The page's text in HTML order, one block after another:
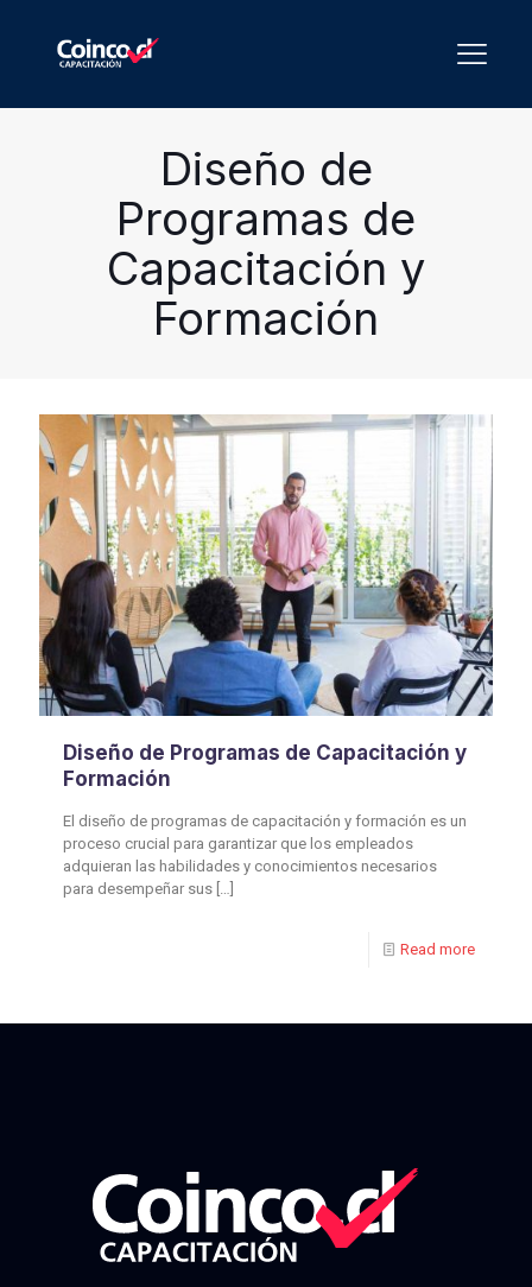
Diseño de
Programas de
Capacitación y
Formación
Diseño de Programas de Capacitación y
Formación
El diseño de programas de capacitación y formación es un
proceso crucial para garantizar que los empleados
adquieran las habilidades y conocimientos necesarios
para desempeñar sus […]
Read more